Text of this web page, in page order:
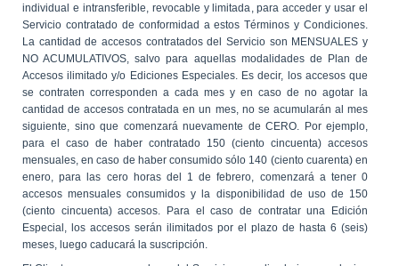
individual e intransferible, revocable y limitada, para acceder y usar el
Servicio contratado de conformidad a estos Términos y Condiciones.
La cantidad de accesos contratados del Servicio son MENSUALES y
NO ACUMULATIVOS, salvo para aquellas modalidades de Plan de
Accesos ilimitado y/o Ediciones Especiales. Es decir, los accesos que
se contraten corresponden a cada mes y en caso de no agotar la
cantidad de accesos contratada en un mes, no se acumularán al mes
siguiente, sino que comenzará nuevamente de CERO. Por ejemplo,
para el caso de haber contratado 150 (ciento cincuenta) accesos
mensuales, en caso de haber consumido sólo 140 (ciento cuarenta) en
enero, para las cero horas del 1 de febrero, comenzará a tener 0
accesos mensuales consumidos y la disponibilidad de uso de 150
(ciento cincuenta) accesos. Para el caso de contratar una Edición
Especial, los accesos serán ilimitados por el plazo de hasta 6 (seis)
meses, luego caducará la suscripción.